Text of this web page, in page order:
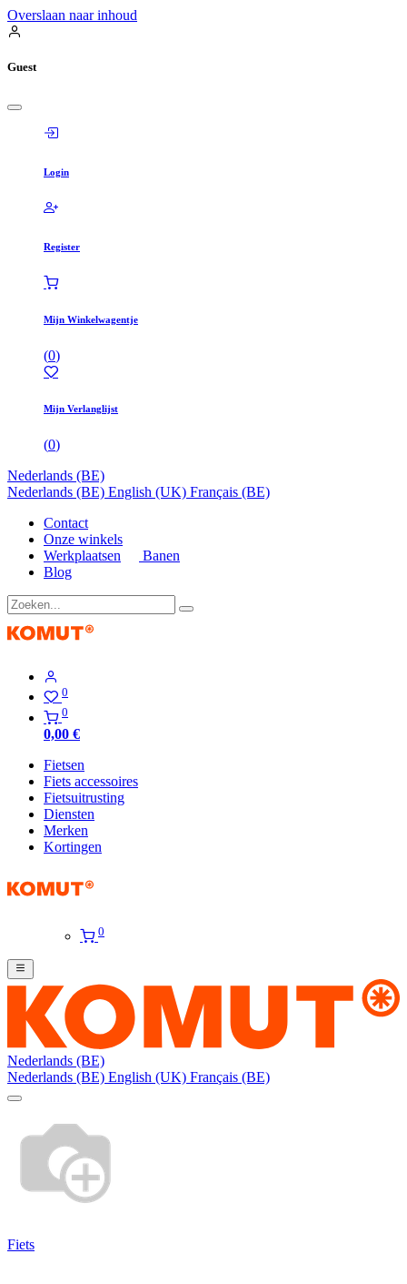
Overslaan naar inhoud
Guest
Login
Register
Mijn Winkelwagentje
(0)
Mijn Verlanglijst
(0)
Nederlands (BE)
Nederlands (BE) English (UK) Français (BE)
Contact
Onze winkels
Werkplaatsen
Banen
Blog
0
0
0,00 €
Fietsen
Fiets accessoires
Fietsuitrusting
Diensten
Merken
Kortingen
0
Nederlands (BE)
Nederlands (BE) English (UK) Français (BE)
Fiets